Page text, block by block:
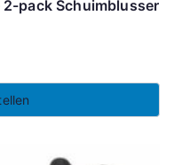
pack Schuimblusser